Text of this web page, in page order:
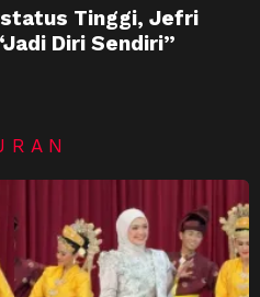
Tinggi, Jefri
Diri Sendiri”